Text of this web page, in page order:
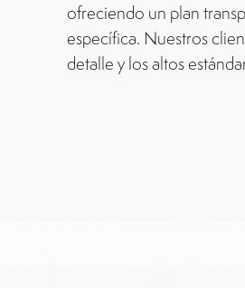
ofreciendo un plan
específica. Nuestros
detalle y los altos